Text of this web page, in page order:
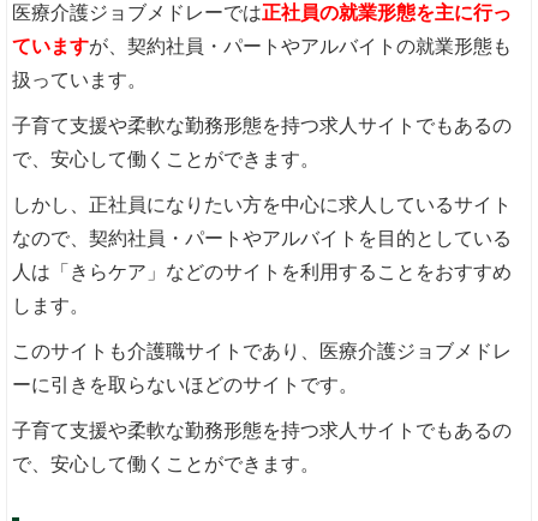
医療介護ジョブメドレーでは正社員の就業形態を主に行っ
ていますが、契約社員・パートやアルバイトの就業形態も
扱っています。
子育て支援や柔軟な勤務形態を持つ求人サイトでもあるの
で、安心して働くことができます。
しかし、正社員になりたい方を中心に求人しているサイト
なので、契約社員・パートやアルバイトを目的としている
人は「きらケア」などのサイトを利用することをおすすめ
します。
このサイトも介護職サイトであり、医療介護ジョブメドレ
ーに引きを取らないほどのサイトです。
子育て支援や柔軟な勤務形態を持つ求人サイトでもあるの
で、安心して働くことができます。